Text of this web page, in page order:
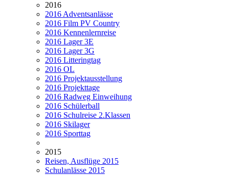
2016
2016 Adventsanlässe
2016 Film PV Country
2016 Kennenlernreise
2016 Lager 3E
2016 Lager 3G
2016 Litteringtag
2016 OL
2016 Projektausstellung
2016 Projekttage
2016 Radweg Einweihung
2016 Schülerball
2016 Schulreise 2.Klassen
2016 Skilager
2016 Sporttag
2015
Reisen, Ausflüge 2015
Schulanlässe 2015